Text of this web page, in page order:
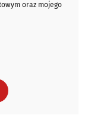
oraz mojego